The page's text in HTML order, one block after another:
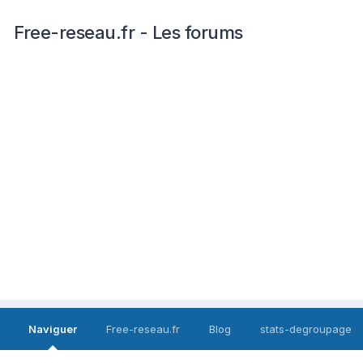
Free-reseau.fr - Les forums
Naviguer Free-reseau.fr Blog stats-degroupage